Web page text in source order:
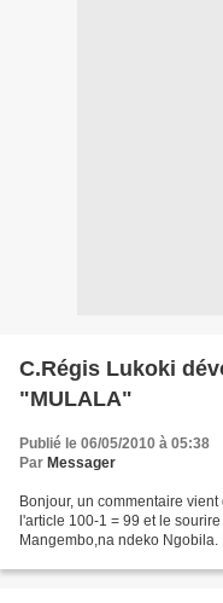
C.Régis Lukoki
"MULALA"
Publié le 06/05/2010 à 05:38
Par Messager
Bonjour, un commentaire
l'article 100-1 = 99 et le
Mangembo,na ndeko